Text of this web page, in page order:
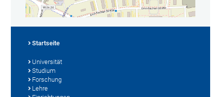
Startseite
Universität
Studium
Forschung
Lehre